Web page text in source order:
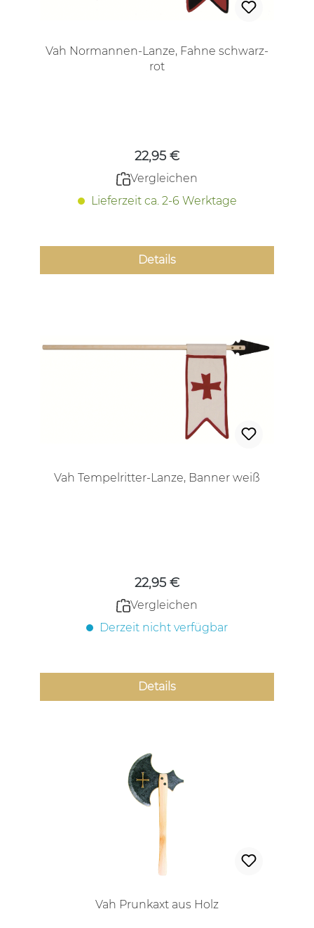
Vah Normannen-Lanze, Fahne schwarz-
rot
22,95 €
Vergleichen
Lieferzeit ca. 2-6 Werktage
Details
Vah Tempelritter-Lanze, Banner weiß
22,95 €
Vergleichen
Derzeit nicht verfügbar
Details
Vah Prunkaxt aus Holz